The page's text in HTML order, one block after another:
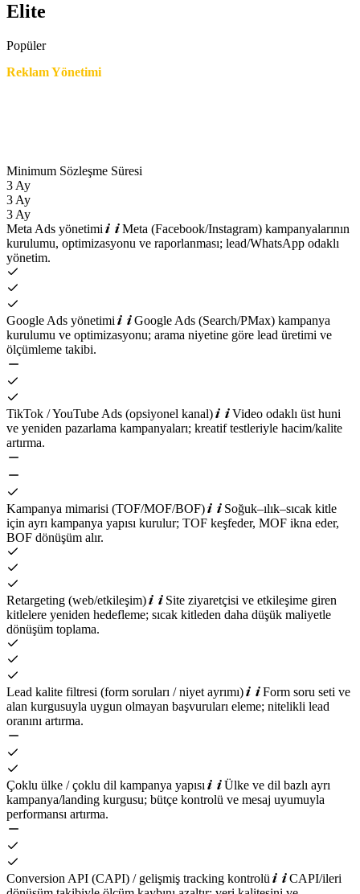
Elite
Popüler
Reklam Yönetimi
Minimum Sözleşme Süresi
3 Ay
3 Ay
3 Ay
Meta Ads yönetimi
Meta (Facebook/Instagram) kampanyalarının
kurulumu, optimizasyonu ve raporlanması; lead/WhatsApp odaklı
yönetim.
Google Ads yönetimi
Google Ads (Search/PMax) kampanya
kurulumu ve optimizasyonu; arama niyetine göre lead üretimi ve
ölçümleme takibi.
TikTok / YouTube Ads (opsiyonel kanal)
Video odaklı üst huni
ve yeniden pazarlama kampanyaları; kreatif testleriyle hacim/kalite
artırma.
Kampanya mimarisi (TOF/MOF/BOF)
Soğuk–ılık–sıcak kitle
için ayrı kampanya yapısı kurulur; TOF keşfeder, MOF ikna eder,
BOF dönüşüm alır.
Retargeting (web/etkileşim)
Site ziyaretçisi ve etkileşime giren
kitlelere yeniden hedefleme; sıcak kitleden daha düşük maliyetle
dönüşüm toplama.
Lead kalite filtresi (form soruları / niyet ayrımı)
Form soru seti ve
alan kurgusuyla uygun olmayan başvuruları eleme; nitelikli lead
oranını artırma.
Çoklu ülke / çoklu dil kampanya yapısı
Ülke ve dil bazlı ayrı
kampanya/landing kurgusu; bütçe kontrolü ve mesaj uyumuyla
performansı artırma.
Conversion API (CAPI) / gelişmiş tracking kontrolü
CAPI/ileri